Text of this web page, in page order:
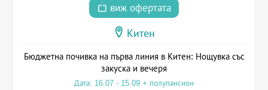
виж офертата
Китен
Бюджетна почивка на първа линия в Китен: Нощувка със
закуска и вечеря
Дата: 16.07 - 15.09 + полупансион